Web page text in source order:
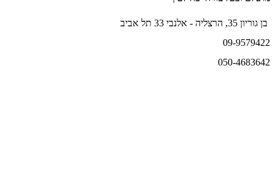
בן גוריון 35, הרצליה - אלנבי 33 תל אביב
09-9579422
050-4683642